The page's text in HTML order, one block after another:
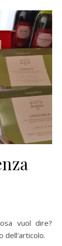
dell'articolo.